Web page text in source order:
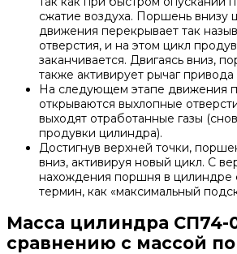
сжатие воздуха. Поршень внизу
движения перекрывает так
отверстия, и на этом цикл
заканчивается. Двигаясь вниз,
также активирует рычаг
На следующем этапе движения
открываются выхлопные
выходят отработанные газы
продувки цилиндра).
Достигнув верхней точки,
вниз, активируя новый цикл. С
нахождения поршня в цилиндре
термин, как «максимальный
Масса цилиндра СП74-
сравнению с массой